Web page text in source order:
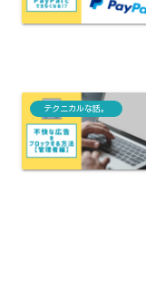
テクニカルな話。